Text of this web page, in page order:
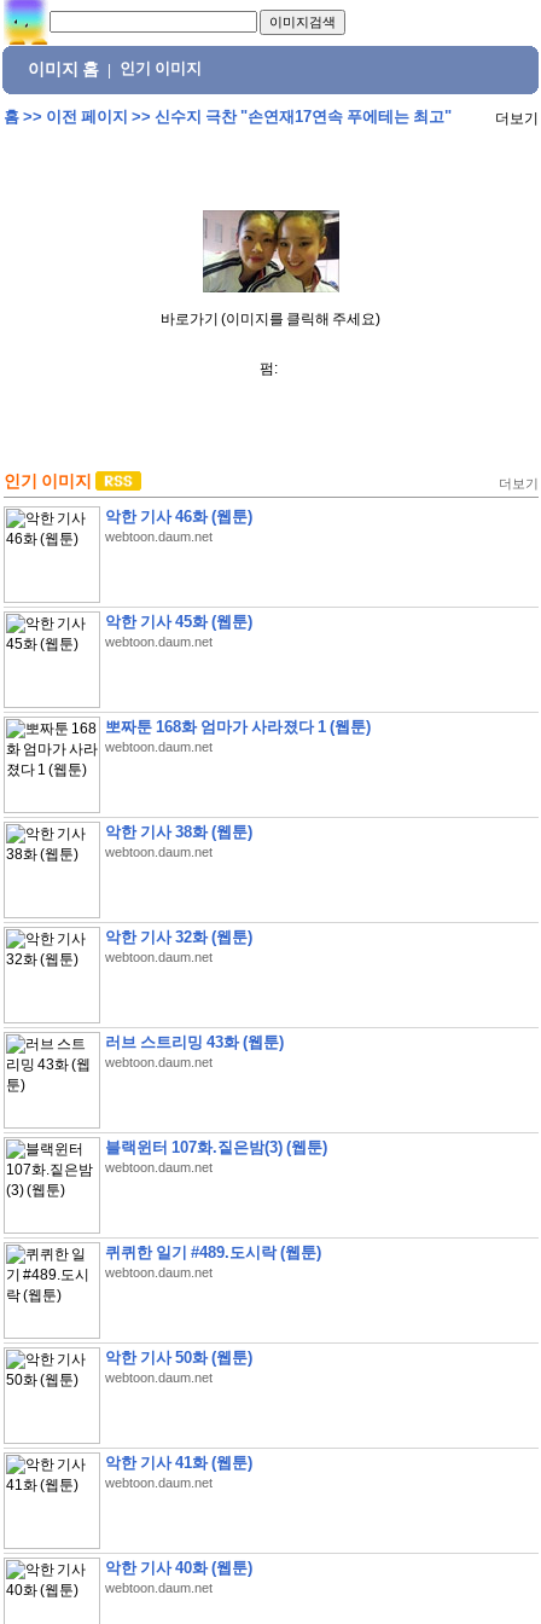
이미지 홈 인기 이미지
홈>> 이전 페이지 >> 신수지 극찬 "손연재17연속 푸에테는 최고" 더보기
바로가기 (이미지를 클릭해 주세요)
펌:
인기 이미지 더보기
악한 기사 46화 (웹툰)
webtoon.daum.net
악한 기사 45화 (웹툰)
webtoon.daum.net
뽀짜툰 168화 엄마가 사라졌다 1 (웹툰)
webtoon.daum.net
악한 기사 38화 (웹툰)
webtoon.daum.net
악한 기사 32화 (웹툰)
webtoon.daum.net
러브 스트리밍 43화 (웹툰)
webtoon.daum.net
블랙윈터 107화.짙은밤(3) (웹툰)
webtoon.daum.net
퀴퀴한 일기 #489.도시락 (웹툰)
webtoon.daum.net
악한 기사 50화 (웹툰)
webtoon.daum.net
악한 기사 41화 (웹툰)
webtoon.daum.net
악한 기사 40화 (웹툰)
webtoon.daum.net